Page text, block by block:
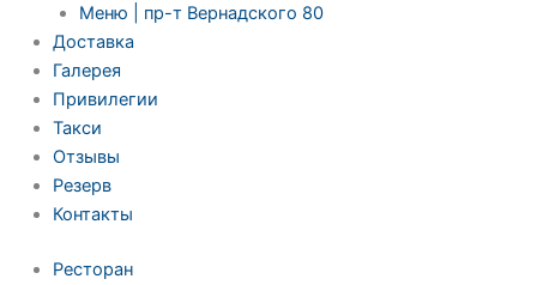
Меню | пр-т Вернадского 80
Доставка
Галерея
Привилегии
Такси
Отзывы
Резерв
Контакты
Ресторан